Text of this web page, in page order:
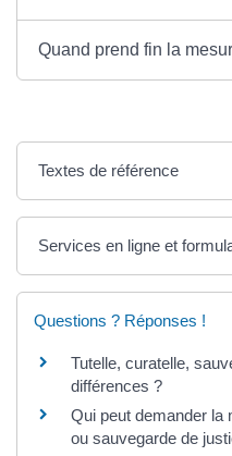
Quand prend fin la
Textes de référence
Services en ligne et
Questions ? Réponses !
Tutelle, curatelle,
différences ?
Qui peut demander la
ou sauvegarde de